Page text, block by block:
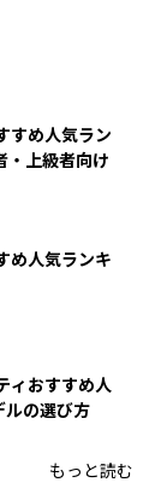
すめ人気ラン
・上級者向け
め人気ランキ
ィおすすめ人
ルの選び方
もっと読む